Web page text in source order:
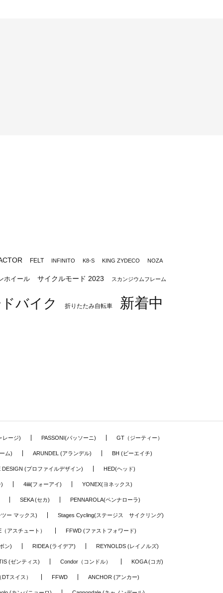
FELT INFINITO K8-S KING ZYDECO NOZA
ホイール サイクルモード 2023 スカンジウムフレーム
バイク 折りたたみ自転車 新着中
レージ) PASSONI(パッソーニ) GT（ジーティー）
ム) ARUNDEL (アランデル) BH (ビーエイチ)
DESIGN (プロファイルデザイン) HED(ヘッド)
4iiii(フォーアイ) YONEX(ヨネックス)
SEKA (セカ) PENNAROLA(ペンナローラ)
ー マックス) Stages Cycling(ステージス サイクリング)
アスチュート） FFWD (ファストフォワード)
ン) RIDEA (ライデア) REYNOLDS (レイノルズ)
(ゼンティス) Condor（コンドル） KOGA (コガ)
スイス） FFWD ANCHOR (アンカー)